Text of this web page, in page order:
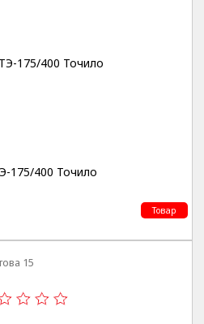
175/400 Точило
Товар
15